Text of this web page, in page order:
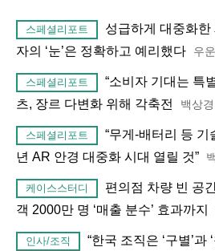
스페셜리포트
성급하게 대중화한
자의 ‘눈’은 정확하고 예리했다
우
스페셜리포트
“소비자 기대는 특
츠, 장르 다변화 위해 각축전
백상경
스페셜리포트
“무게-배터리 등
년 AR 안경 대중화 시대 열릴 것”
케이스스터디
편의점 차량 빈 공
객 2000만 명 ‘매출 분수’ 효과까지
인사/조직
“한국 조직은 ‘구별’과